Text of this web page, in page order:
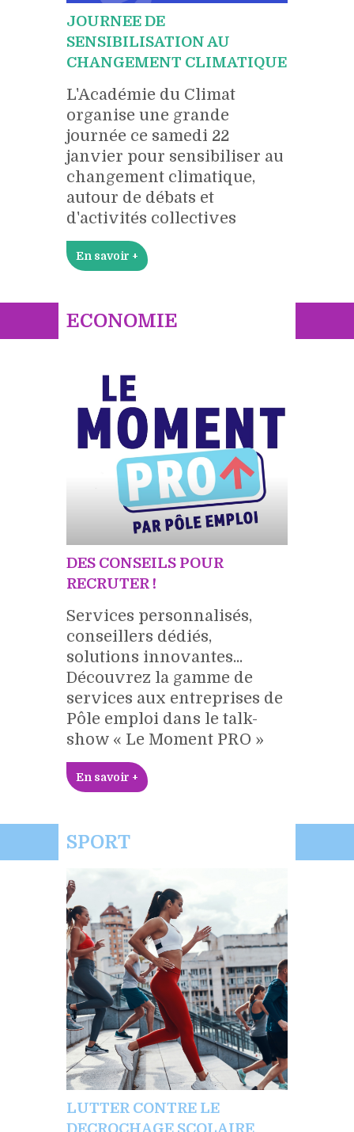
JOURNEE DE
SENSIBILISATION AU
CHANGEMENT CLIMATIQUE
L'Académie du Climat
organise une grande
journée ce samedi 22
janvier pour sensibiliser au
changement climatique,
autour de débats et
d'activités collectives
En savoir +
ECONOMIE
DES CONSEILS POUR
RECRUTER !
Services personnalisés,
conseillers dédiés,
solutions innovantes...
Découvrez la gamme de
services aux entreprises de
Pôle emploi dans le talk-
show « Le Moment PRO »
En savoir +
SPORT
LUTTER CONTRE LE
DECROCHAGE SCOLAIRE